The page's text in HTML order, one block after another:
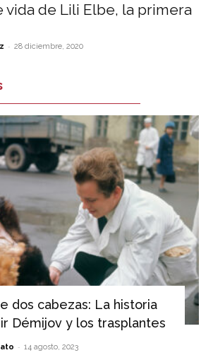
vida de Lili Elbe, la primera
- 28 diciembre, 2020
dos cabezas: La historia
Démijov y los trasplantes
- 14 agosto, 2023